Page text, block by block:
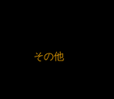
その他